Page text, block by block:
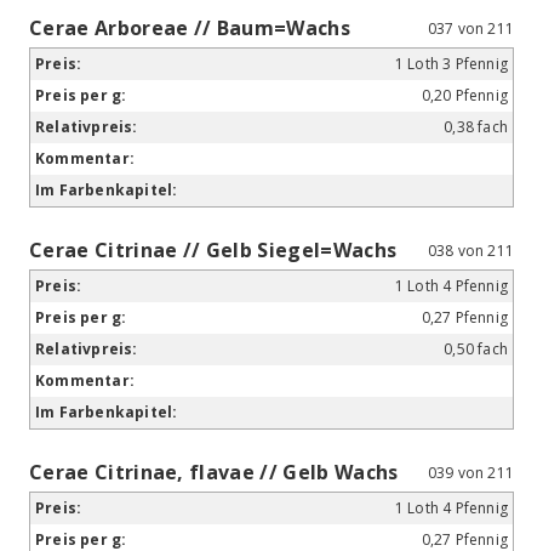
Cerae Arboreae // Baum=Wachs
037 von 211
1 Loth 3 Pfennig
0,20 Pfennig
0,38 fach
Cerae Citrinae // Gelb Siegel=Wachs
038 von 211
1 Loth 4 Pfennig
0,27 Pfennig
0,50 fach
Cerae Citrinae, flavae // Gelb Wachs
039 von 211
1 Loth 4 Pfennig
0,27 Pfennig